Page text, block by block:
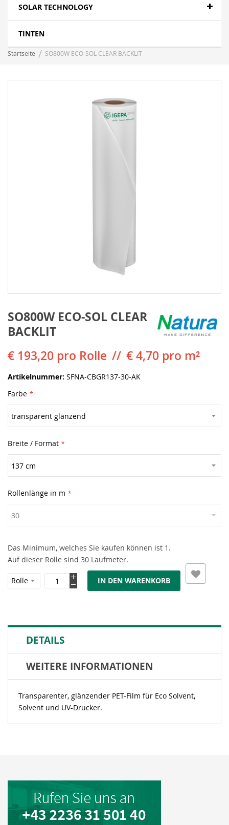
SOLAR TECHNOLOGY
TINTEN
Startseite SO800W ECO-SOL CLEAR BACKLIT
SO800W ECO-SOL CLEAR
BACKLIT
€ 193,20 pro Rolle € 4,70 pro m²
Artikelnummer SFNA-CBGR137-30-AK
Farbe
Breite / Format
Rollenlänge in m
Das Minimum, welches Sie kaufen können ist 1.
Auf dieser Rolle sind 30 Laufmeter.
IN DEN WARENKORB
DETAILS
WEITERE INFORMATIONEN
Transparenter, glänzender PET-Film für Eco Solvent,
Solvent und UV-Drucker.